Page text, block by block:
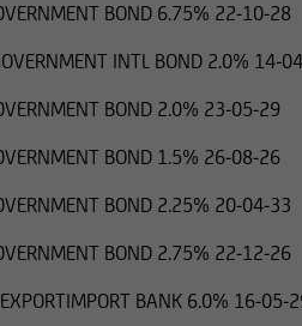
BOND 6.75% 22-10-28
INTL BOND 2.0% 14-
BOND 2.0% 23-05-29
BOND 1.5% 26-08-26
BOND 2.25% 20-04-33
BOND 2.75% 22-12-26
BANK 6.0% 16-05-